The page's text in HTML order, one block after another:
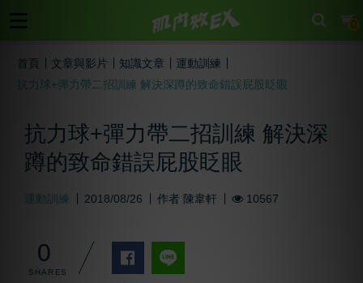
0
首頁 文章與影片 知識文章
運動訓練
抗力球+彈力帶二招訓練 解決深蹲的致命錯誤屁股眨眼
抗力球+彈力帶二招訓練 解決深
蹲的致命錯誤屁股眨眼
運動訓練 2018/08/26 作者 陳韋軒 10567
0